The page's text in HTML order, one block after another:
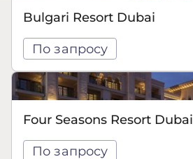
Bulgari Resort Dubai
По запросу
Four Seasons Resort Dubai
По запросу